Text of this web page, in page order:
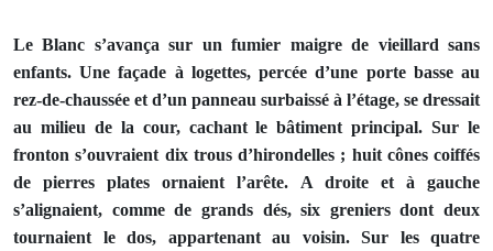
Le Blanc s’avança sur un fumier maigre de vieillard sans
enfants. Une façade à logettes, percée d’une porte basse au
rez-de-chaussée et d’un panneau surbaissé à l’étage, se dressait
au milieu de la cour, cachant le bâtiment principal. Sur le
fronton s’ouvraient dix trous d’hirondelles ; huit cônes coiffés
de pierres plates ornaient l’arête. A droite et à gauche
s’alignaient, comme de grands dés, six greniers dont deux
tournaient le dos, appar­tenant au voisin. Sur les quatre